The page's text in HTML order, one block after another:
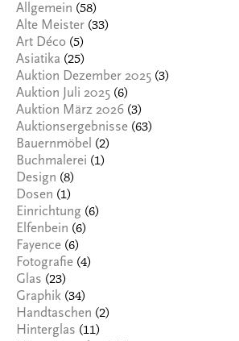
Allgemein (58)
Alte Meister (33)
Art Déco (5)
Asiatika (25)
Auktion Dezember 2025 (3)
Auktion Juli 2025 (6)
Auktion März 2026 (3)
Auktionsergebnisse (63)
Bauernmöbel (2)
Buchmalerei (1)
Design (8)
Dosen (1)
Einrichtung (6)
Elfenbein (6)
Fayence (6)
Fotografie (4)
Glas (23)
Graphik (34)
Handtaschen (2)
Hinterglas (11)